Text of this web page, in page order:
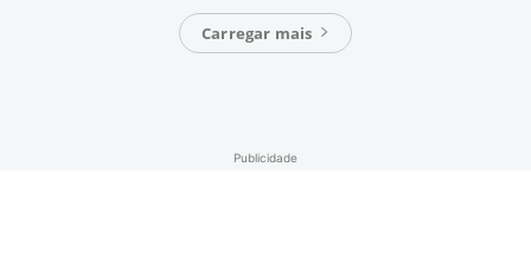
Carregar mais
Publicidade